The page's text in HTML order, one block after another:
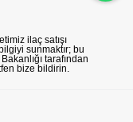
ilaç satışı
sunmaktır; bu
tarafından
bize bildirin.